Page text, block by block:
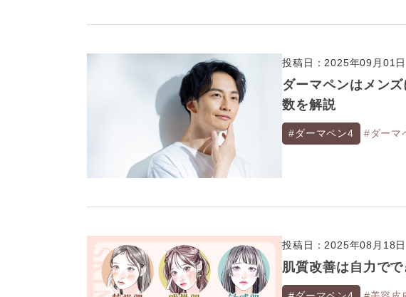
投稿日：2025年09月01日
ダーマペンはメン
数を解説
#ダーマペン4 #ダーマ
投稿日：2025年08月18日
肌質改善は自力で